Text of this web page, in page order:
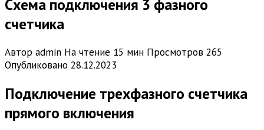
Схема подключения 3 фазного
счетчика
Автор admin На чтение 15 мин Просмотров 265
Опубликовано 28.12.2023
Подключение трехфазного счетчика
прямого включения